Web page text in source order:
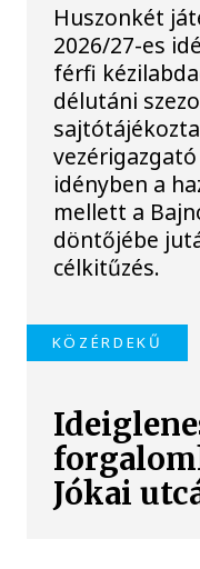
Huszonkét
2026/27-es
férfi
délutáni
idényben a
mellett a
döntőjébe
célkitűzés.
KÖZÉRDEKŰ
Jókai